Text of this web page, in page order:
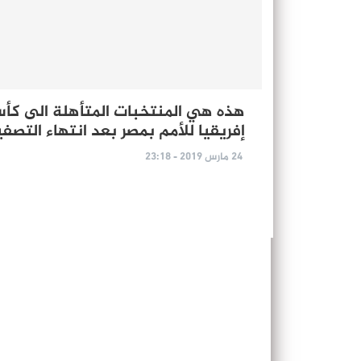
هذه هي المنتخبات المتأهلة الى
إفريقيا للأمم بمصر بعد انتهاء
24 مارس 2019 - 23:18